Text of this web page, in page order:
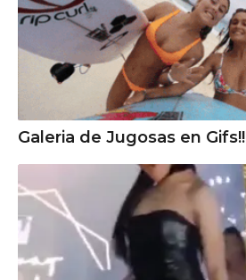
Galeria de Jugosas en Gifs!!